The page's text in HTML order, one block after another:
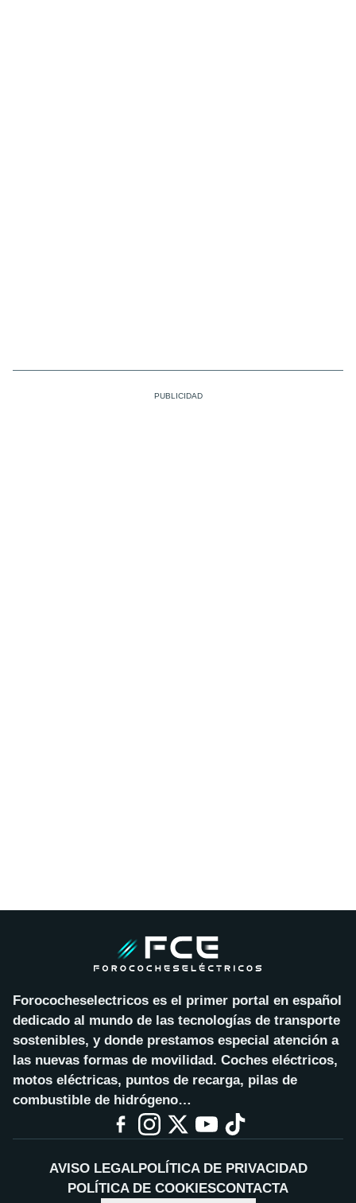
Forococheselectricos es el primer portal en español
dedicado al mundo de las tecnologías de transporte
sostenibles, y donde prestamos especial atención a
las nuevas formas de movilidad. Coches eléctricos,
motos eléctricas, puntos de recarga, pilas de
combustible de hidrógeno…
AVISO LEGALPOLÍTICA DE PRIVACIDAD
POLÍTICA DE COOKIESCONTACTA